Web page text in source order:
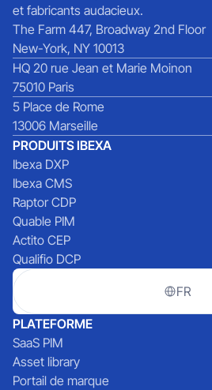
et fabricants audacieux.
The Farm 447, Broadway 2nd Floor
New-York, NY 10013
HQ 20 rue Jean et Marie Moinon
75010 Paris
5 Place de Rome
13006 Marseille
PRODUITS IBEXA
Ibexa DXP
Ibexa CMS
Raptor CDP
Quable PIM
Actito CEP
Qualifio DCP
FR
PLATEFORME
SaaS PIM
Asset library
Portail de marque